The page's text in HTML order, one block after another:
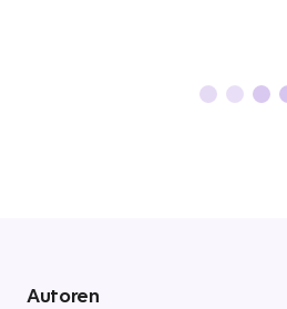
Autoren